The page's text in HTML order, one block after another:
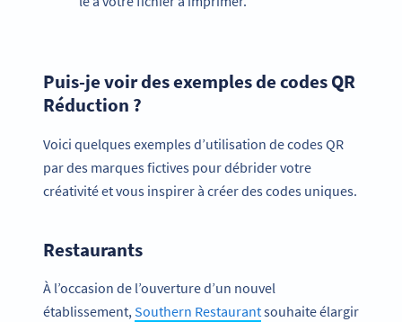
Puis-je voir des exemples de codes QR
Réduction ?
Voici quelques exemples d’utilisation de codes QR
par des marques fictives pour débrider votre
créativité et vous inspirer à créer des codes uniques.
Restaurants
À l’occasion de l’ouverture d’un nouvel
établissement,Southern Restaurantsouhaite élargir